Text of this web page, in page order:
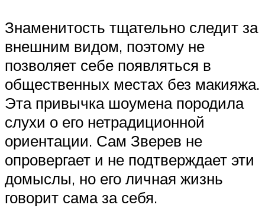
Знаменитость тщательно следит за
внешним видом, поэтому не
позволяет себе появляться в
общественных местах без макияжа.
Эта привычка шоумена породила
слухи о его нетрадиционной
ориентации. Сам Зверев не
опровергает и не подтверждает эти
домыслы, но его личная жизнь
говорит сама за себя.